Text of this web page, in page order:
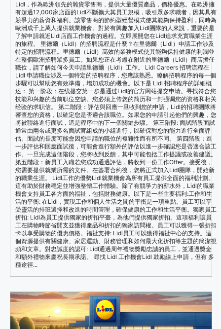
Lidl，作為歐洲領先的雜貨零售商，提供大量優質產品，價格優惠。在歐洲擁
有超過12,000家店面的Lidl不斷擴大其員工規模，吸引眾多求職者，因其具有
競爭力的薪資和福利。該零售商的節約型經營模式使其能夠保持盈利，同時為
歐洲成千上萬人提供就業機會。對於有興趣加入Lidl團隊的人來說，重要的是
了解申請就近Lidl店面工作機會的過程。立即展開您在Lidl追求充實職業生涯
的旅程。 里德爾（Lidl）的招聘流程是什麼？在里德爾（Lidl）申請工作涉及
特定的招聘流程。里德爾（Lidl）高效的業務模式使其能夠保持健康的利潤並
在整個歐洲招聘眾多員工。如果您正在考慮在附近的里德爾（Lidl）商店擔任
職位，請了解如何今天申請里德爾（Lidl）工作。 Lidl Careers 招聘流程在
Lidl 申請職位涉及一個特定的招聘程序，您應該熟悉。瞭解招聘程序的每一個
步驟可以幫助您有效準備，增加成功的機會。以下是 Lidl 招聘程序的詳細概
述： 第一阶段：在线提交第一步是通过Lidl的官方网站提交申请。寻找符合您
技能和兴趣的当前职位空缺。您必须上传您的简历和一封强调您的资格和相关
经验的求职信。 第二階段：評估與回應一旦收到您的申請，Lidl的招聘團隊將
審查您的資格，以確定您是否適合該職位。如果您的申請引起他們的興趣，您
將被聯絡進行面試，這是程序中的下一個關鍵步驟。 第三階段: 面試階段面試
通常由兩名或更多名面試官組成的小組進行，以確保對您的能力進行全面評
估。面試的長度可能會因您申請的職位的複雜性而有所不同。 第四階段：進
一步評估和回應面試後，可能會進行額外的評估以進一步確認您是否適合該工
作。一旦完成這個階段，您將收到反饋，其中可能包括工作提議或改善建議。
第五階段：新員工入職若您成功通過評估，將收到一份工作Offer。接受後，
您需要提供就業所需的文件。在簽署合約後，您將正式加入Lidl團隊，開始新
的職業生涯。 Lidl工作的優勢Lidl就業機會為所有員工提供全面的福利計劃。
這有助於財務穩定並增強整體工作體驗。除了有競爭力的薪水外，Lidl的職業
機會支持員工各方面的福祉，包括財務健康。以下是一些主要福利:工作和生
活的平衡: 在Lidl，實現工作和個人生活之間的平衡是一項重點。員工可以享
受靈活的排班選擇和改進的時間管理，確保健康的工作和生活平衡。獨家員工
折扣: Lidl為員工提供獨家的折扣平臺，為他們提供獨家折扣。這項福利讓員
工在購物時節省開支並獲得產品和折扣的獨家訪問權。員工可以獲得一張折扣
卡以享受購物的優惠價格。福祉支持: Lidl員工可以獲得福祉中心的支持。這
個資源提供有關健康、家居運動、財務管理和如何最大化折扣等主題的簡潔視
頻和文章。對忠誠度的認可: Lidl通過周年禮物獎勵忠誠的員工，並通過獎金
和額外禮物來慶祝長期承諾。 尋找 Lidl 工作機會Lidl 鼓勵線上申請，但有 多
種途徑...